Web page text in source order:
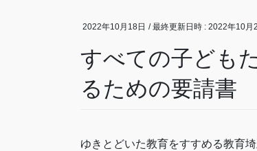
2022年10月18日 / 最終更新日時 : 2022年10月
すべての子ども
るための要請書
ゆきとどいた教育をすすめる教育